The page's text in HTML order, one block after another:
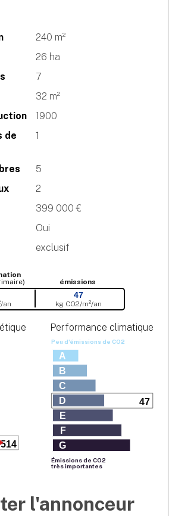
240 m²
26 ha
7
32 m²
1900
de
1
5
2
399 000 €
Oui
exclusif
émissions
an
47
kg CO2/m²/an
514
Performance climatique
Peu d'émissions de CO2
A
B
C
47
D
E
F
G
Émissions de CO2
très importantes
l'annonceur